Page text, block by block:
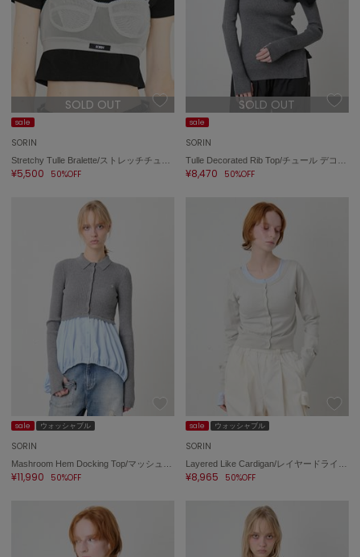
SOLD OUT
sale
SORIN
¥5,500 50%OFF
SOLD OUT
sale
SORIN
¥8,470 50%OFF
sale ウォッシャブル
SORIN
¥11,990 50%OFF
sale ウォッシャブル
SORIN
¥8,965 50%OFF